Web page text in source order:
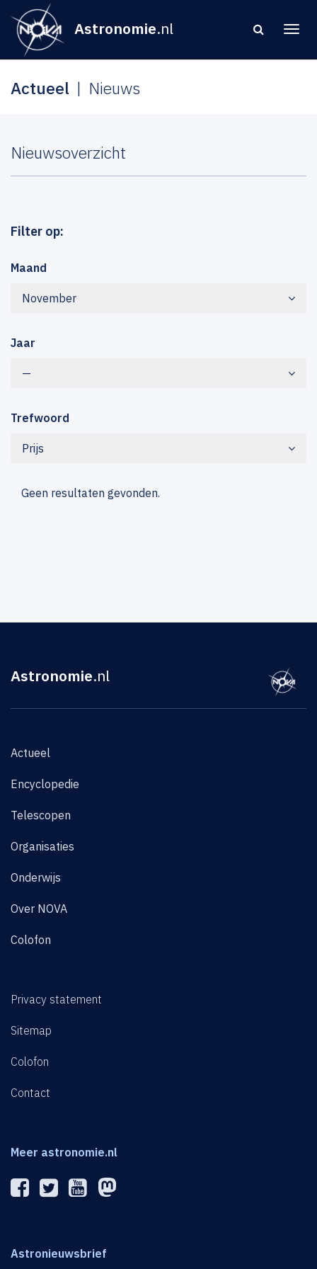
Astronomie.nl
Actueel Nieuws
Nieuwsoverzicht
Filter op:
Maand
November
Jaar
—
Trefwoord
Prijs
Geen resultaten gevonden.
Astronomie.nl
Actueel
Encyclopedie
Telescopen
Organisaties
Onderwijs
Over NOVA
Colofon
Privacy statement
Sitemap
Colofon
Contact
Meer astronomie.nl
Astronieuwsbrief